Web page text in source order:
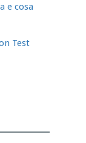
e cosa
Test